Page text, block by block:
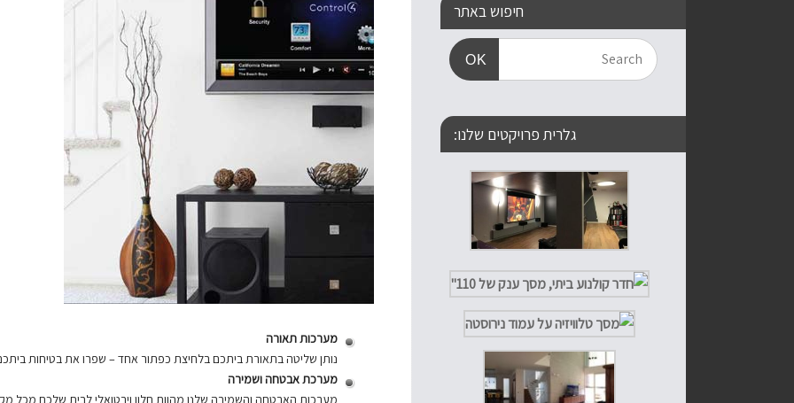
מערכות תאורה
נותן שליטה בתאורת ביתכם בלחיצת כפתור אחד – שפרו את בטיחות
מערכת אבטחה ושמירה
מערכות האבטחה והשמירה שלנו מהוות חלון וירטואלי לבית שלכם מכל
חיפוש באתר
OK
גלרית פרויקטים שלנו: